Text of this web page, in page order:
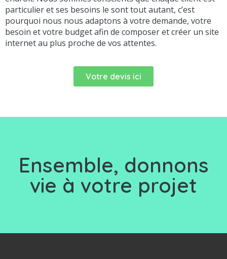
particulier et ses besoins le sont tout autant, c’est
pourquoi nous nous adaptons à votre demande, votre
besoin et votre budget afin de composer et créer un site
internet au plus proche de vos attentes.
Votre devis ici
Ensemble, donnons
vie à votre projet